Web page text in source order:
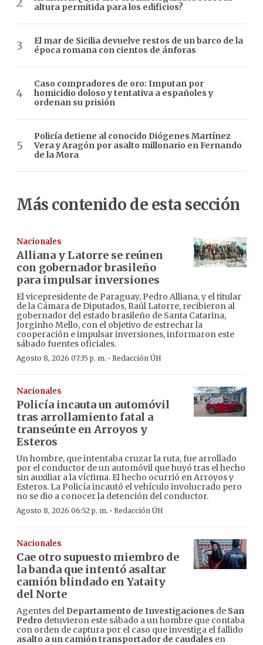
altura permitida para los edificios?
El mar de Sicilia devuelve restos de un barco de la
época romana con cientos de ánforas
Caso compradores de oro: Imputan por
homicidio doloso y tentativa a españoles y
ordenan su prisión
Policía detiene al conocido Diógenes Martínez
Vera y Aragón por asalto millonario en Fernando
de la Mora
Más contenido de esta sección
Nacionales
Alliana y Latorre se reúnen
con gobernador brasileño
para impulsar inversiones
El vicepresidente de Paraguay, Pedro Alliana, y el titular
de la Cámara de Diputados, Raúl Latorre, recibieron al
gobernador del estado brasileño de Santa Catarina,
Jorginho Mello, con el objetivo de estrechar la
cooperación e impulsar inversiones, informaron este
sábado fuentes oficiales.
Agosto 8, 2026 07:35 p. m. · Redacción ÚH
Nacionales
Policía incauta un automóvil
tras arrollamiento fatal a
transeúnte en Arroyos y
Esteros
Un hombre, que intentaba cruzar la ruta, fue arrollado
por el conductor de un automóvil que huyó tras el hecho
sin auxiliar a la víctima. El hecho ocurrió en Arroyos y
Esteros. La Policía incautó el vehículo involucrado pero
no se dio a conocer la detención del conductor.
Agosto 8, 2026 06:52 p. m. · Redacción ÚH
Nacionales
Cae otro supuesto miembro de
la banda que intentó asaltar
camión blindado en Yataity
del Norte
Agentes del Departamento de Investigaciones de San
Pedro detuvieron este sábado a un hombre que contaba
con orden de captura por el caso que investiga el fallido
asalto a un camión transportador de caudales en